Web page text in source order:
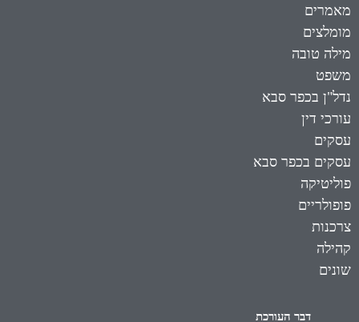
מאמרים
מומלצים
מילה טובה
משפט
נדל"ן בכפר סבא
עורכי דין
עסקים
עסקים בכפר סבא
פוליטיקה
פופולריים
צרכנות
קהילה
שונים
דבר העורכת